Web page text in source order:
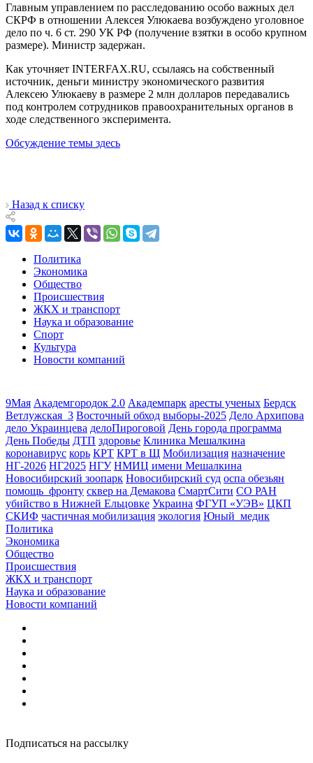
Главным управлением по расследованию особо важных дел
СКРФ в отношении Алексея Улюкаева возбуждено уголовное
дело по ч. 6 ст. 290 УК РФ (получение взятки в особо крупном
размере). Министр задержан.
Как уточняет INTERFAX.RU, ссылаясь на собственный
источник, деньги министру экономического развития
Алексею Улюкаеву в размере 2 млн долларов передавались
под контролем сотрудников правоохранительных органов в
ходе следственного эксперимента.
Обсуждение темы здесь
Назад к списку
Политика
Экономика
Общество
Происшествия
ЖКХ и транспорт
Наука и образование
Спорт
Культура
Новости компаний
9Мая Академгородок 2.0 Академпарк аресты ученых Бердск
Ветлужская_3 Восточный обход выборы-2025 Дело Архипова
дело Украинцева делоПироговой День города программа
День Победы ДТП здоровье Клиника Мешалкина
коронавирус корь КРТ КРТ в Щ Мобилизация назначение
НГ-2026 НГ2025 НГУ НМИЦ имени Мешалкина
Новосибирский зоопарк Новосибирский суд оспа обезьян
помощь_фронту сквер на Демакова СмартСити СО РАН
убийство в Нижней Ельцовке Украина ФГУП «УЭВ» ЦКП
СКИФ частичная мобилизация экология Юный_медик
Политика
Экономика
Общество
Происшествия
ЖКХ и транспорт
Наука и образование
Новости компаний
Подписаться на рассылку